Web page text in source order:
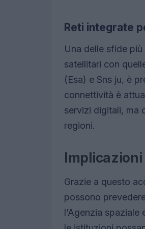
Reti integrate
Una delle sfide
satellitari con
(Esa) e Sns ju, è
connettività è
servizi digitali, ma
regioni.
Grazie a questo
possono
l’Agenzia